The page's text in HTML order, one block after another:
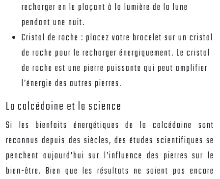
recharger en le plaçant à la lumière de la lune
pendant une nuit.
Cristal de roche : placez votre bracelet sur un cristal
de roche pour le recharger énergiquement. Le cristal
de roche est une pierre puissante qui peut amplifier
l’énergie des autres pierres.
La calcédoine et la science
Si les bienfaits énergétiques de la calcédoine sont
reconnus depuis des siècles, des études scientifiques se
penchent aujourd’hui sur l’influence des pierres sur le
bien-être. Bien que les résultats ne soient pas encore